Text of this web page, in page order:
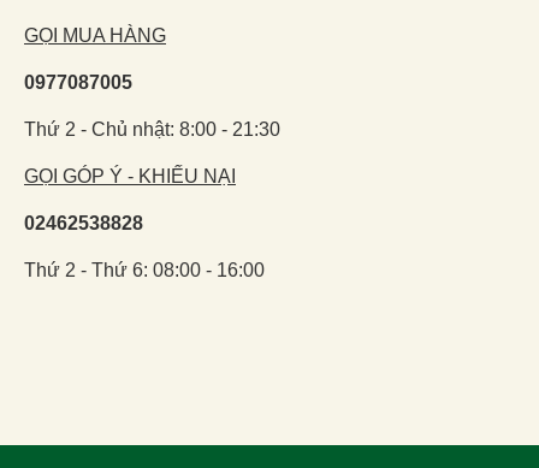
GỌI MUA HÀNG
0977087005
Thứ 2 - Chủ nhật: 8:00 - 21:30
GỌI GÓP Ý - KHIẾU NẠI
02462538828
Thứ 2 - Thứ 6: 08:00 - 16:00